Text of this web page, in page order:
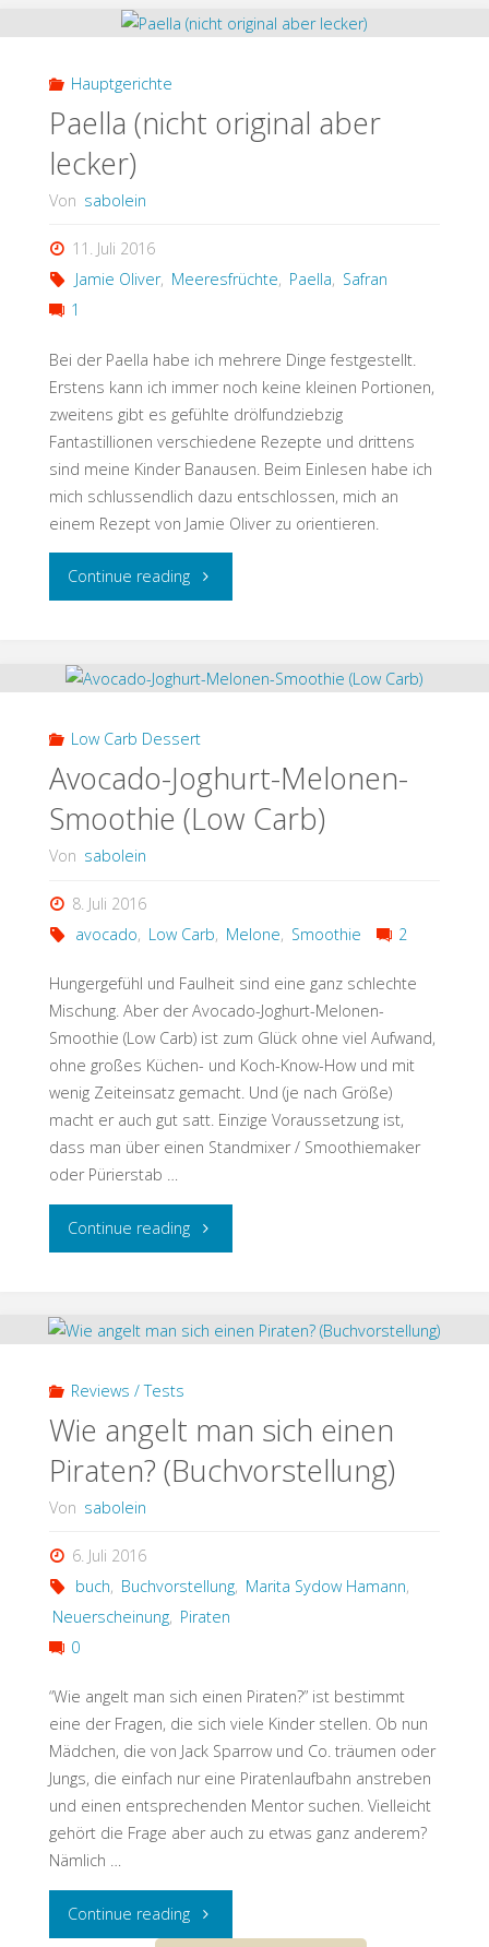
Dessertwaffeln
Hauptgerichte
Paella (nicht original aber
lecker)
Von sabolein
11. Juli 2016
Jamie Oliver, Meeresfrüchte, Paella, Safran
1
Bei der Paella habe ich mehrere Dinge festgestellt.
Erstens kann ich immer noch keine kleinen Portionen,
zweitens gibt es gefühlte drölfundziebzig
Fantastillionen verschiedene Rezepte und drittens
sind meine Kinder Banausen. Beim Einlesen habe ich
mich schlussendlich dazu entschlossen, mich an
einem Rezept von Jamie Oliver zu orientieren.
Continue reading"Paella
original
lecker)"
Low Carb Dessert
Avocado-Joghurt-Melonen-
Smoothie (Low Carb)
Von sabolein
8. Juli 2016
avocado, Low Carb, Melone, Smoothie 2
Hungergefühl und Faulheit sind eine ganz schlechte
Mischung. Aber der Avocado-Joghurt-Melonen-
Smoothie (Low Carb) ist zum Glück ohne viel Aufwand,
ohne großes Küchen- und Koch-Know-How und mit
wenig Zeiteinsatz gemacht. Und (je nach Größe)
macht er auch gut satt. Einzige Voraussetzung ist,
dass man über einen Standmixer / Smoothiemaker
oder Pürierstab …
Continue reading"Avocado-
Melonen-
Carb)"
Reviews / Tests
Wie angelt man sich einen
Piraten? (Buchvorstellung)
Von sabolein
6. Juli 2016
buch, Buchvorstellung, Marita Sydow Hamann,
Neuerscheinung, Piraten
0
“Wie angelt man sich einen Piraten?” ist bestimmt
eine der Fragen, die sich viele Kinder stellen. Ob nun
Mädchen, die von Jack Sparrow und Co. träumen oder
Jungs, die einfach nur eine Piratenlaufbahn anstreben
und einen entsprechenden Mentor suchen. Vielleicht
gehört die Frage aber auch zu etwas ganz anderem?
Nämlich …
Continue reading"Wie